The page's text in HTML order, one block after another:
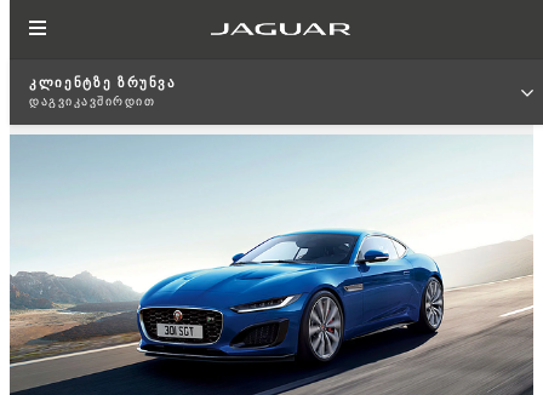
ᲙᲚᲘᲔᲜᲢᲖᲔ ᲖᲠᲣᲜᲕᲐ
ᲓᲐᲒᲕᲘᲙᲐᲕᲨᲘᲠᲓᲘᲗ